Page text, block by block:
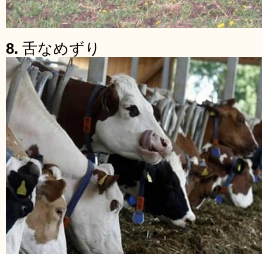
8. 舌なめずり